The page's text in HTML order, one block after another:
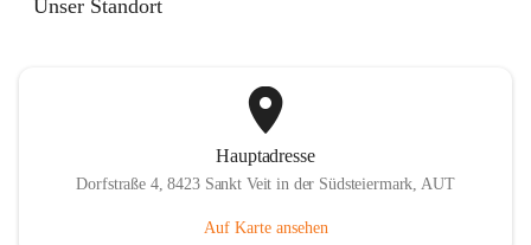
Unser Standort
Hauptadresse
Dorfstraße 4, 8423 Sankt Veit in der Südsteiermark, AUT
Auf Karte ansehen